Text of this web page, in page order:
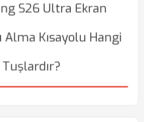
S26 Ultra Ekran
Kısayolu Hangi
Tuşlardır?